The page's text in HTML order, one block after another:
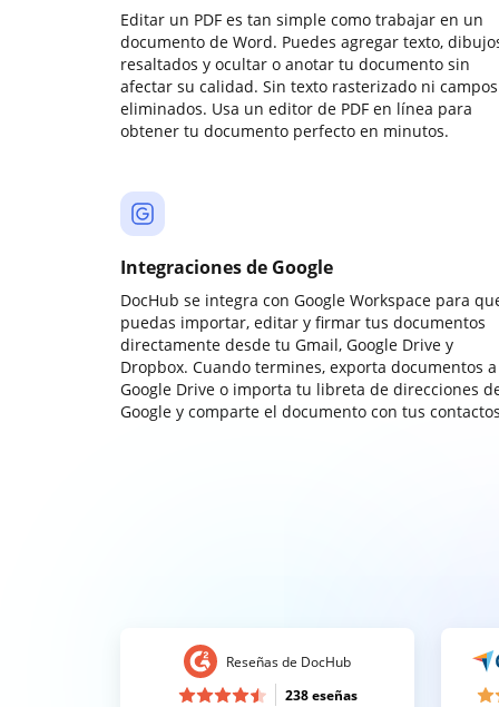
Editar un PDF es tan simple como trabajar en un
documento de Word. Puedes agregar texto,
resaltados y ocultar o anotar tu documento sin
afectar su calidad. Sin texto rasterizado ni campos
eliminados. Usa un editor de PDF en línea para
obtener tu documento perfecto en minutos.
Integraciones de Google
DocHub se integra con Google Workspace para
puedas importar, editar y firmar tus documentos
directamente desde tu Gmail, Google Drive y
Dropbox. Cuando termines, exporta documentos a
Google Drive o importa tu libreta de direcciones
Google y comparte el documento con tus
Reseñas de DocHub
238 eseñas